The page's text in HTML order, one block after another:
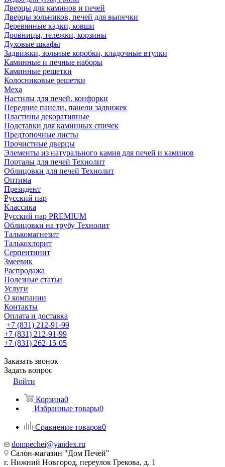
Дверцы для каминов и печей
Дверцы зольников, печей для выпечки
Деревянные кадки, ковши
Дровницы, тележки, корзины
Духовые шкафы
Задвижки, зольные коробки, кладочные втулки
Каминные и печные наборы
Каминные решетки
Колосниковые решетки
Меха
Настилы для печей, конфорки
Передние панели, панели задвижек
Пластины декоративные
Подставки для каминных спичек
Предтопочные листы
Прочистные дверцы
Элементы из натурального камня для печей и каминов
Порталы для печей Технолит
Облицовки для печей Технолит
Оптима
Президент
Русский пар
Классика
Русский пар PREMIUM
Облицовки на трубу Технолит
Талькомагнезит
Талькохлорит
Серпентинит
Змеевик
Распродажа
Полезные статьи
Услуги
О компании
Контакты
Оплата и доставка
+7 (831) 212-91-99
+7 (831) 212-91-99
+7 (831) 262-15-05
Заказать звонок
Задать вопрос
Войти
Корзина0
Избранные товары0
Сравнение товаров0
dompechei@yandex.ru
Салон-магазин "Дом Печей"
г. Нижний Новгород, переулок Грекова, д. 1